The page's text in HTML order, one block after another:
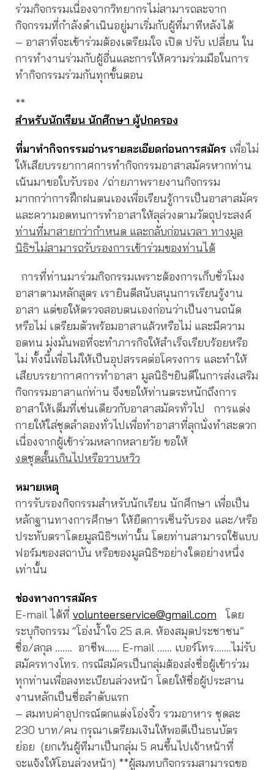
ร่วมกิจกรรมเนื่องจากวิทยากรไม่สามารถละจาก
กิจกรรมที่กำลังดำเนินอยู่มาเริ่มกับผู้ที่มาทีหลังได้
– อาสาที่จะเข้าร่วมต้องเตรียมใจ เปิด ปรับ เปลี่ยน ใน
การทำงานร่วมกับผู้อื่นและการให้ความร่วมมือในการ
ทำกิจกรรมร่วมกันทุกขั้นตอน
**
สำหรับนักเรียน นักศึกษา ผู้ปกครอง
ที่มาทำกิจกรรมอ่านรายละเอียดก่อนการสมัคร เพื่อไม่
ให้เสียบรรยากาศการทำกิจกรรมอาสาสมัครหากท่าน
เน้นมาขอใบรับรอง /ถ่ายภาพรายงานกิจกรรม
มากกว่าการฝึกฝนตนเองเพื่อเรียนรู้การเป็นอาสาสมัคร
และความอดทนการทำอาสาให้ลุล่วงตามวัตถุประสงค์
ท่านที่มาสายกว่ากำหนด และกลับก่อนเวลา ทางมูล
นิธิฯไม่สามารถรับรองการเข้าร่วมของท่านได้
การที่ท่านมาร่วมกิจกรรมเพราะต้องการเก็บชั่วโมง
อาสาตามหลักสูตร เรายินดีสนับสนุนการเรียนรู้งาน
อาสา แต่ขอให้ตรวจสอบตนเองก่อนว่าเป็นงานถนัด
หรือไม่ เตรียมตัวพร้อมอาสาแล้วหรือไม่ และมีความ
อดทน มุ่งมั่นพอที่จะทำภารกิจให้สำเร็จเรียบร้อยหรือ
ไม่ ทั้งนี้เพื่อไม่ให้เป็นอุปสรรคต่อโครงการ และทำให้
เสียบรรยากาศการทำอาสา มูลนิธิฯยินดีในการส่งเสริม
กิจกรรมอาสาแก่ท่าน จึงขอให้ท่านตระหนักถึงการ
อาสาให้เต็มที่เช่นเดียวกับอาสาสมัครทั่วไป การแต่ง
กายให้ใส่ชุดลำลองทั่วไปเพื่อทำอาสาที่ลุกนั่งทำสะดวก
เนื่องจากผู้เข้าร่วมหลากหลายวัย ขอให้
งดชุดสั้นเกินไปหรือวาบหวิว
หมายเหตุ
การรับรองกิจกรรมสำหรับนักเรียน นักศึกษา เพื่อเป็น
หลักฐานทางการศึกษา ให้ยืดการเซ็นรับรอง และ/หรือ
ประทับตราโดยมูลนิธิฯเท่านั้น โดยท่านสามารถใช้แบบ
ฟอร์มของสถาบัน หรือของมูลนิธิฯอย่างใดอย่างหนึ่ง
เท่านั้น
ช่องทางการสมัคร
E-mail ได้ที่ volunteerservice@gmail.com โดย
ระบุกิจกรรม “โอ่งน้ำใจ 25 ส.ค. ห้องสมุดประชาชน”
ชื่อ/สกุล ……. อาชีพ…… E-mail …… เบอร์โทร…….ไม่รับ
สมัครทางโทร. กรณีสมัครเป็นกลุ่มต้องส่งชื่อผู้เข้าร่วม
ทุกท่านเพื่อลงทะเบียนล่วงหน้า โดยให้ชื่อผู้ประสาน
งานหลักเป็นชื่อลำดับแรก
– สมทบค่าอุปกรณ์ตกแต่งโอ่งจิ๋ว รวมอาหาร ชุดละ
230 บาท/คน กรุณาเตรียมเงินให้พอดีเป็นธนบัตร
ย่อย (ยกเว้นผู้ทีมาเป็นกลุ่ม 5 คนขึ้นไปเจ้าหน้าที่
จะแจ้งให้โอนล่วงหน้า) **ผู้สมทบกิจกรรมสามารถขอ